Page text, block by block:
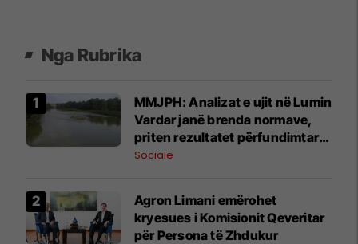
Nga Rubrika
MMJPH: Analizat e ujit në Lumin
Vardar janë brenda normave,
priten rezultatet përfundimtare
më 4 gusht
Sociale
Agron Limani emërohet
kryesues i Komisionit Qeveritar
për Persona të Zhdukur